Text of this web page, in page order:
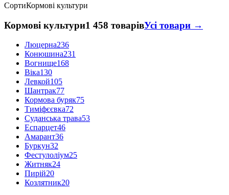
СортиКормові культури
Кормові культури1 458 товарівУсі товари →
Люцерна236
Конюшина231
Вогнище168
Віка130
Левкой105
Шантрак77
Кормова буряк75
Тиміфєєвка72
Суданська трава53
Еспарцет46
Амарант36
Буркун32
Фестулоліум25
Житняк24
Пирій20
Козлятник20